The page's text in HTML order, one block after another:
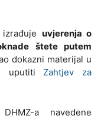
uvjerenja o
štete putem
dokazni materijal u
uputitiZahtjev za
a navedene